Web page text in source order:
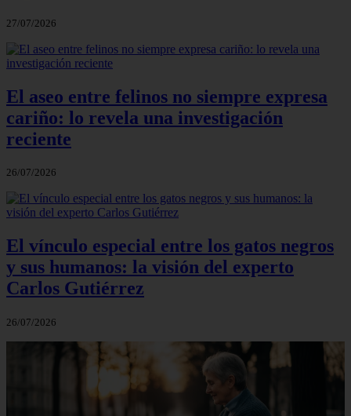
27/07/2026
El aseo entre felinos no siempre expresa
cariño: lo revela una investigación
reciente
26/07/2026
El vínculo especial entre los gatos negros
y sus humanos: la visión del experto
Carlos Gutiérrez
26/07/2026